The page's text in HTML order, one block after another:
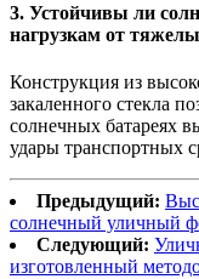
3. Устойчивы ли
нагрузкам от
Конструкция из
закаленного стекла
солнечных батареях
удары транспортных
Предыдущий:
солнечный уличный
Следующий:
изготовленный